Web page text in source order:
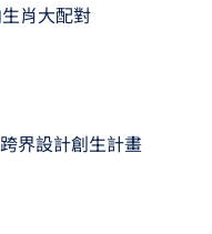
肖大配對
界設計創生計畫